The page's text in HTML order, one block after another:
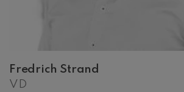
Fredrich Strand
VD